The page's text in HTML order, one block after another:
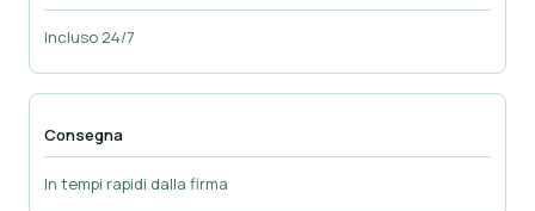
Incluso 24/7
Consegna
In tempi rapidi dalla firma